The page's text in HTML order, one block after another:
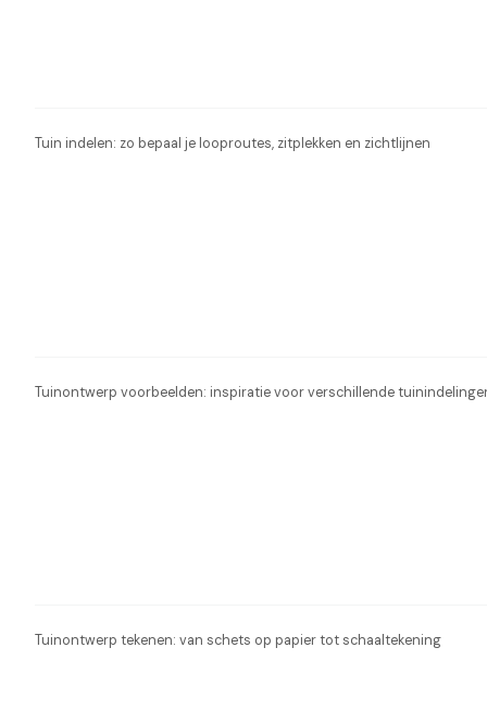
Tuin indelen: zo bepaal je looproutes, zitplekken en zichtlijnen
Tuinontwerp voorbeelden: inspiratie voor verschillende
Tuinontwerp tekenen: van schets op papier tot schaaltekening